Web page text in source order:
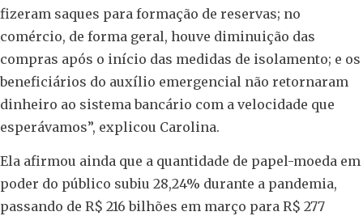
fizeram saques para formação de reservas; no
comércio, de forma geral, houve diminuição das
compras após o início das medidas de isolamento; e os
beneficiários do auxílio emergencial não retornaram
dinheiro ao sistema bancário com a velocidade que
esperávamos”, explicou Carolina.
Ela afirmou ainda que a quantidade de papel-moeda em
poder do público subiu 28,24% durante a pandemia,
passando de R$ 216 bilhões em março para R$ 277